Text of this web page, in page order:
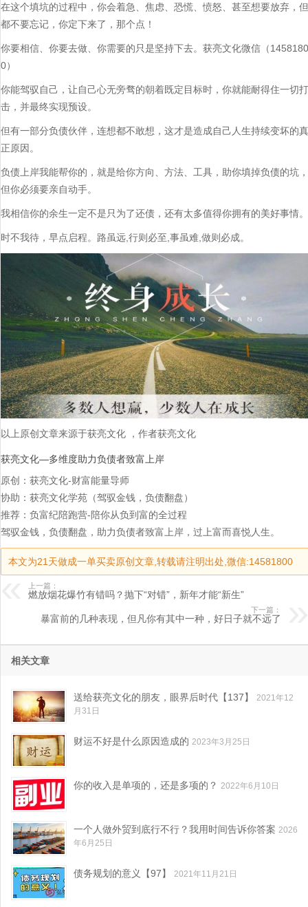
在这个填坑的过程中，你会着急、焦虑、恐慌、愤怒、甚至想要放弃，但
都不要忘记，你定下来了，那个点！
你要相信、你要去做、你需要的只是坚持下去。获亮文化微信（1458180
0）
你能驾驭自己，让自己心无旁骛的朝着既定目标时，你就能耐得住一切打
击，并最终实现预设。
但有一部分负债伙伴，连想都不敢想，这才是造成自己人生持续变坏的真
正原因。
负债上岸我能帮你的，就是给你方向、方法、工具，助你填掉负债的坑，
但你必须要亲自动手。
我相信你的余生一定不是只为了还债，还有太多值得你拥有的美好事情。
时不我待，早点启程。路虽远,行则必至,事虽难,做则必成。
以上原创文章来源于获亮文化 ，作者获亮文化
获亮文化—多维度助力负债者致富上岸
原创：获亮文化-财富能量导师
协助：获亮文化学苑（驾驭金钱，负债翻盘）
推荐：负富纪陪跑营-陪你从负到富的全过程
驾驭金钱，负债翻盘，助力负债者致富上岸，过上富而喜悦人生。
本文为21天做成一单买卖原创文章,转载请注明出处,微信:14581800
上一篇：
燃放烟花爆竹有错吗？抛下“对错”，新年才能“新生”
下一篇：
暴富前的几种表现，但凡你有其中一种，好日子就不远了
相关文章
送给获亮文化的朋友，眼界后时代【137】
2021年12
月31日
财运不好是什么原因造成的 2023年3月25日
你的收入是单项的，还是多项的？ 2022年6月10日
一个人做外贸到底行不行？我用时间告诉你答案 2026
年6月25日
债务规划的意义【97】 2021年11月21日